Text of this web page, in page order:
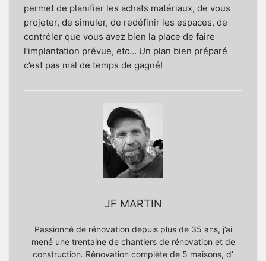
permet de planifier les achats matériaux, de vous
projeter, de simuler, de redéfinir les espaces, de
contrôler que vous avez bien la place de faire
l’implantation prévue, etc… Un plan bien préparé
c’est pas mal de temps de gagné!
JF MARTIN
Passionné de rénovation depuis plus de 35 ans, j’ai
mené une trentaine de chantiers de rénovation et de
construction. Rénovation complète de 5 maisons, d’